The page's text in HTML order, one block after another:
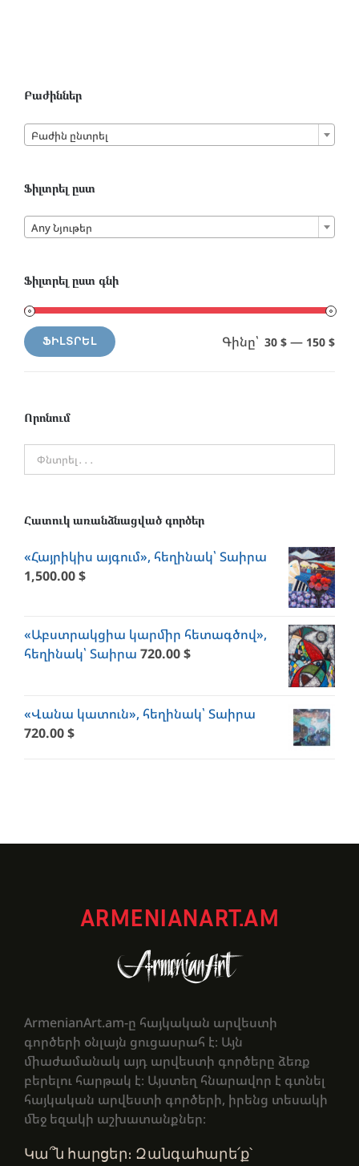
Բաժիններ
Բաժին ընտրել
Ֆիլտրել ըստ
Any Նյութեր
Ֆիլտրել ըստ գնի
Min
MaxՖԻԼՏՐԵԼ Գինը՝ 30 $ — 150 $
Որոնում
Հատուկ առանձնացված գործեր
«Հայրիկիս այգում», հեղինակ՝ Տաիրա
1,500.00$
«Աբստրակցիա կարմիր հետագծով»,
հեղինակ՝ Տաիրա 720.00$
«Վանա կատուն», հեղինակ՝ Տաիրա
720.00$
ARMENIANART.AM
ArmenianArt.am-ը հայկական արվեստի
գործերի օնլայն ցուցասրահ է։ Այն
միաժամանակ այդ արվեստի գործերը ձեռք
բերելու հարթակ է։ Այստեղ հնարավոր է գտնել
հայկական արվեստի գործերի, իրենց տեսակի
մեջ եզակի աշխատանքներ։
Կա՞ն հարցեր։ Զանգահարե՛ք՝